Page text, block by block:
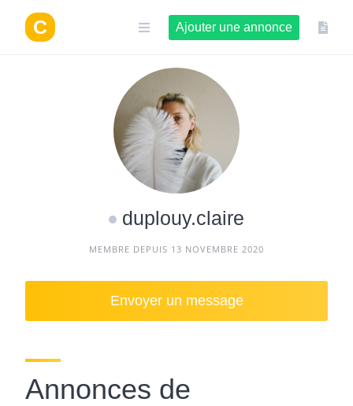
contenu
Ajouter une annonce
duplouy.claire
MEMBRE DEPUIS 13 NOVEMBRE 2020
Envoyer un message
Annonces de